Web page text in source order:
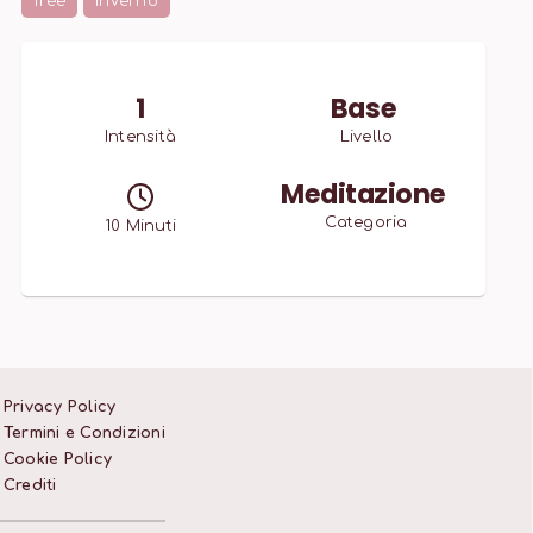
1
Intensità
Base
Livello
10 Minuti
Meditazione
Categoria
Privacy Policy
Termini e Condizioni
Cookie Policy
Crediti